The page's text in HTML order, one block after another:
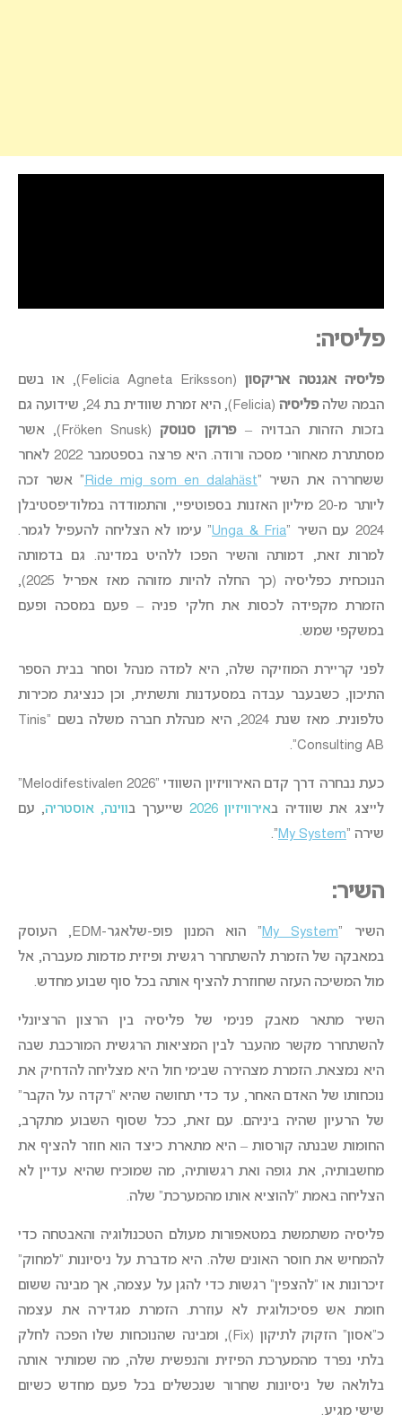
פליסיה:
פליסיה אגנטה אריקסון
(Felicia Agneta Eriksson), או בשם
הבמה שלהפליסיה
(Felicia), היא זמרת שוודית בת 24, שידועה גם
בזכות הזהות הבדויה –פרוקן סנוסק
(Fröken Snusk), אשר
מסתתרת מאחורי מסכה ורודה. היא פרצה בספטמבר 2022 לאחר
ששחררה את השיר “Ride mig som en dalahäst ” אשר זכה
ליותר מ-20 מיליון האזנות בספוטיפיי, והתמודדה במלודיפסטיבלן
2024 עם השיר “
Unga & Fria” עימו לא הצליחה להעפיל לגמר.
למרות זאת, דמותה והשיר הפכו ללהיט במדינה. גם בדמותה
הנוכחית כפליסיה (כך החלה להיות מזוהה מאז אפריל 2025),
הזמרת מקפידה לכסות את חלקי פניה – פעם במסכה ופעם
במשקפי שמש.
לפני קריירת המוזיקה שלה, היא למדה מנהל וסחר בבית הספר
התיכון, כשבעבר עבדה במסעדנות ותשתית, וכן כנציגת מכירות
טלפונית. מאז שנת 2024, היא מנהלת חברה משלה בשם “Tinis
Consulting AB”.
כעת נבחרה דרך קדם האירוויזיון השוודי “2026 Melodifestivalen”
לייצג את שוודיה באירוויזיון 2026 שייערך בווינה, אוסטריה, עם
שירה “My System
“.
השיר:
השיר “My System
” הוא המנון פופ-שלאגר-EDM, העוסק
במאבקה של הזמרת להשתחרר רגשית ופיזית מדמות מעברה, אל
מול המשיכה העזה שחוזרת להציף אותה בכל סוף שבוע מחדש.
השיר מתאר מאבק פנימי של פליסיה בין הרצון הרציונלי
להשתחרר מקשר מהעבר לבין המציאות הרגשית המורכבת שבה
היא נמצאת. הזמרת מצהירה שבימי חול היא מצליחה להדחיק את
נוכחותו של האדם האחר, עד כדי תחושה שהיא “רקדה על הקבר”
של הרעיון שהיה ביניהם. עם זאת, ככל שסוף השבוע מתקרב,
החומות שבנתה קורסות – היא מתארת כיצד הוא חוזר להציף את
מחשבותיה, את גופה ואת רגשותיה, מה שמוכיח שהיא עדיין לא
הצליחה באמת “להוציא אותו מהמערכת” שלה.
פליסיה משתמשת במטאפורות מעולם הטכנולוגיה והאבטחה כדי
להמחיש את חוסר האונים שלה. היא מדברת על ניסיונות “למחוק”
זיכרונות או “להצפין” רגשות כדי להגן על עצמה, אך מבינה ששום
חומת אש פסיכולוגית לא עוזרת. הזמרת מגדירה את עצמה
כ”אסון” הזקוק לתיקון (Fix), ומבינה שהנוכחות שלו הפכה לחלק
בלתי נפרד מהמערכת הפיזית והנפשית שלה, מה שמותיר אותה
בלולאה של ניסיונות שחרור שנכשלים בכל פעם מחדש כשיום
שישי מגיע.